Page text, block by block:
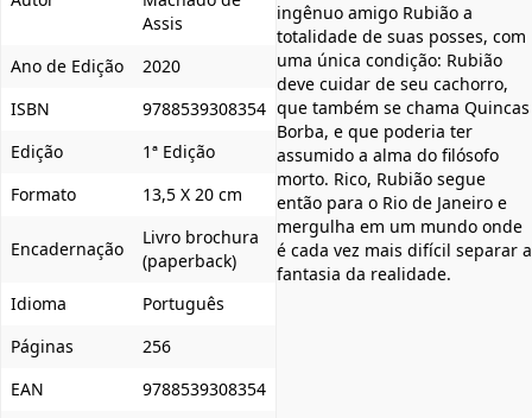
Assis
Ano de Edição
2020
ISBN
9788539308354
Edição
1ª Edição
Formato
13,5 X 20 cm
Encadernação
Livro brochura
(paperback)
Idioma
Português
Páginas
256
EAN
9788539308354
ingênuo amigo Rubião a
totalidade de suas posses, com
uma única condição: Rubião
deve cuidar de seu cachorro,
que também se chama Quincas
Borba, e que poderia ter
assumido a alma do filósofo
morto. Rico, Rubião segue
então para o Rio de Janeiro e
mergulha em um mundo onde
é cada vez mais difícil separar a
fantasia da realidade.